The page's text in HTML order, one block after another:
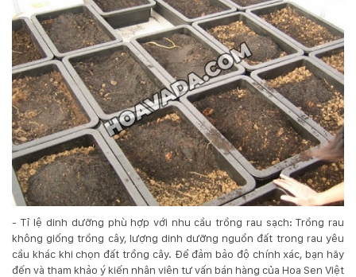
Hòa
Quý
-
TP.
Đà
Nẵng
- Tỉ lệ dinh dưỡng phù hợp với nhu cầu trồng rau sạch: Trồng rau
không giống trồng cây, lượng dinh dưỡng nguồn đất trong rau yêu
cầu khác khi chọn đất trồng cây. Để đảm bảo độ chính xác, bạn hãy
đến và tham khảo ý kiến nhân viên tư vấn bán hàng của Hoa Sen Việt